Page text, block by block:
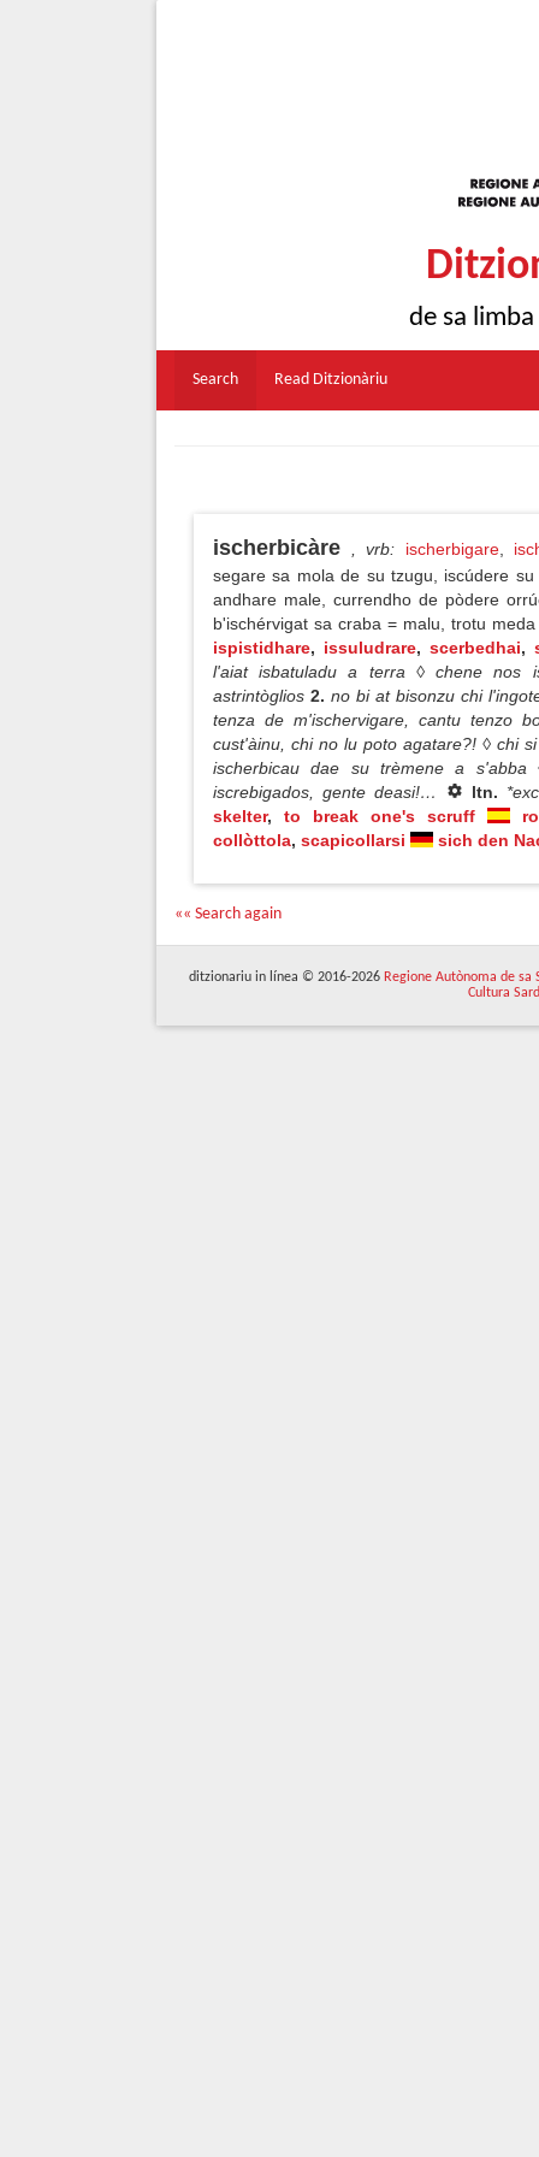
de sa
Search Read Ditzionàriu
ischerbicàre , vrb: ischerbigare,
segare sa mola de su tzugu, iscúdere
andhare male, currendho de pòdere
b'ischérvigat sa craba = malu, trotu
ispistidhare, issuludrare, scerbedhai,
l'aiat isbatuladu a terra ◊ chene nos
astrintòglios 2. no bi at bisonzu chi
tenza de m'ischervigare, cantu tenzo
cust'àinu, chi no lu poto agatare?! ◊ chi
ischerbicau dae su trèmene a
iscrebigados, gente deasi!…
ltn.
skelter, to break one's scruff
collòttola, scapicollarsi sich den
«« Search again
ditzionariu in línea © 2016-2026 Regione Autònoma de sa
Cultura